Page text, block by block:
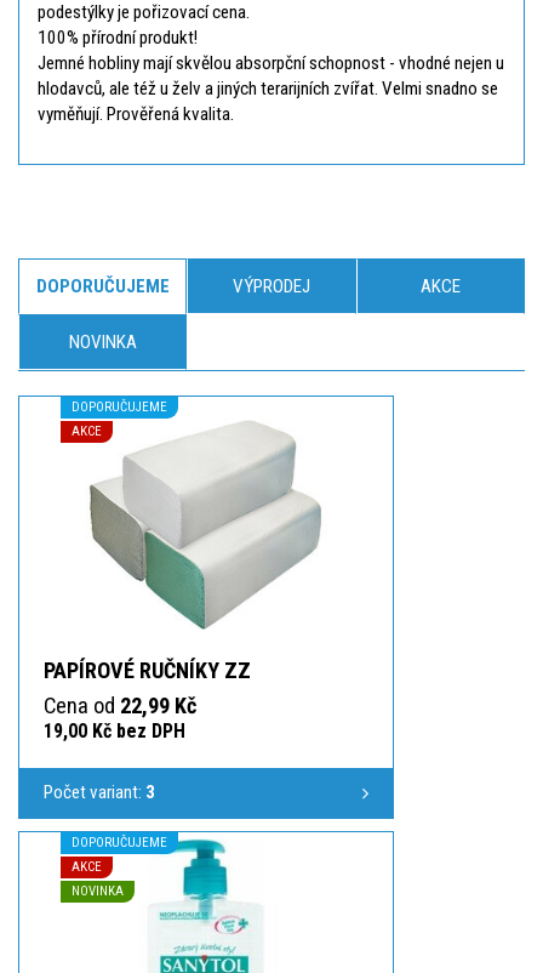
podestýlky je pořizovací cena.
100% přírodní produkt!
Jemné hobliny mají skvělou absorpční schopnost - vhodné nejen u
hlodavců, ale též u želv a jiných terarijních zvířat. Velmi snadno se
vyměňují. Prověřená kvalita.
DOPORUČUJEME VÝPRODEJ AKCE
NOVINKA
DOPORUČUJEME
AKCE
PAPÍROVÉ RUČNÍKY ZZ
Cena od 22,99 Kč
19,00 Kč bez DPH
Počet variant: 3
DOPORUČUJEME
AKCE
NOVINKA